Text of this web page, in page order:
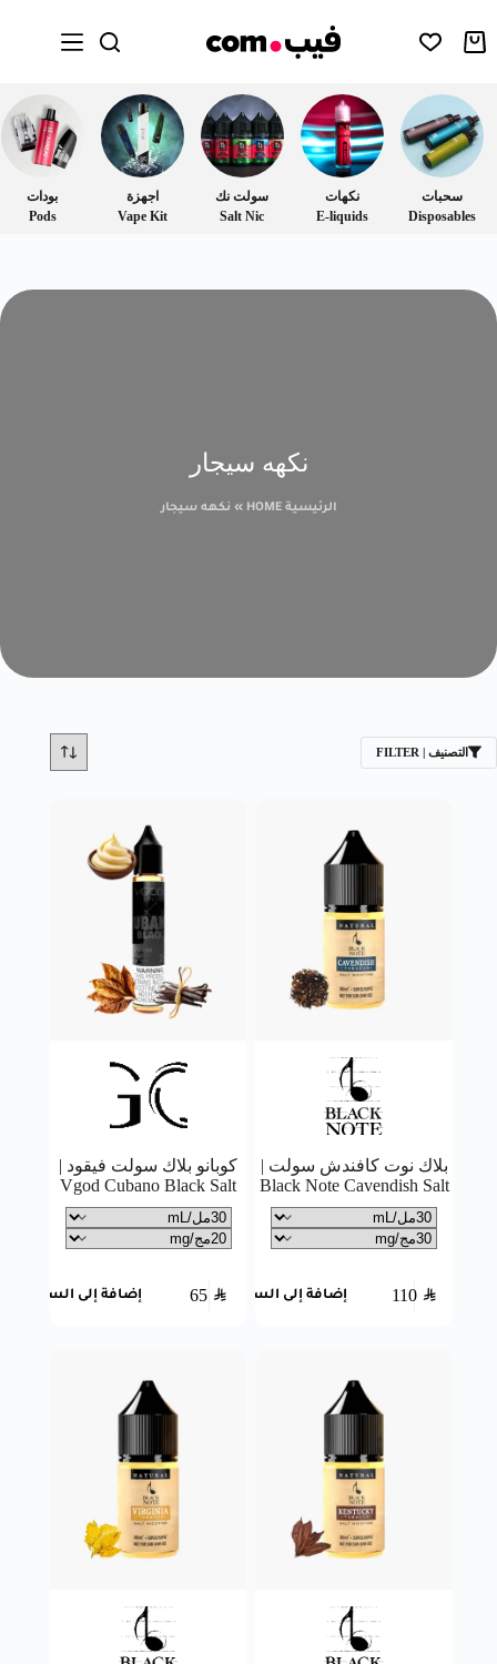
سحبات
Disposables
نكهات
E-liquids
سولت نك
Salt Nic
اجهزة
Vape Kit
بودات
Pods
نكهه سيجار
الرئيسية HOME » نكهه سيجار
التصنيف | FILTER
بلاك نوت كافندش سولت |
Black Note Cavendish Salt
110 SAR إضافة إلى السلة
كوبانو بلاك سولت فيقود |
Vgod Cubano Black Salt
65 SAR إضافة إلى السلة